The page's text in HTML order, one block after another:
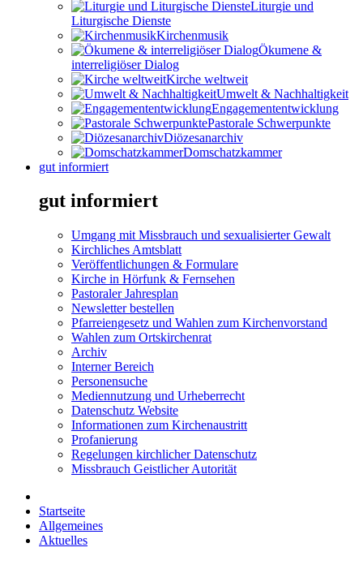
Liturgie und
Liturgische Dienste
Kirchenmusik
Ökumene &
interreligiöser Dialog
Kirche weltweit
Umwelt & Nachhaltigkeit
Engagemententwicklung
Pastorale Schwerpunkte
Diözesanarchiv
Domschatzkammer
gut informiert
gut informiert
Umgang mit Missbrauch und sexualisierter Gewalt
Kirchliches Amtsblatt
Veröffentlichungen & Formulare
Kirche in Hörfunk & Fernsehen
Pastoraler Jahresplan
Newsletter bestellen
Pfarreiengesetz und Wahlen zum Kirchenvorstand
Wahlen zum Ortskirchenrat
Archiv
Interner Bereich
Personensuche
Mediennutzung und Urheberrecht
Datenschutz Website
Informationen zum Kirchenaustritt
Profanierung
Regelungen kirchlicher Datenschutz
Missbrauch Geistlicher Autorität
Startseite
Allgemeines
Aktuelles